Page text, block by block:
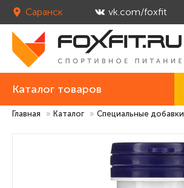
Саранск vk.com/foxfit
Каталог товаров
Главная » Каталог » Специальные добавки